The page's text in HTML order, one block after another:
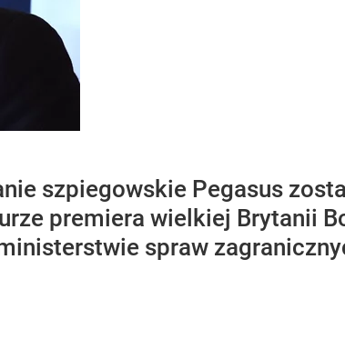
szpiegowskie Pegasus
premiera wielkiej Brytanii
spraw